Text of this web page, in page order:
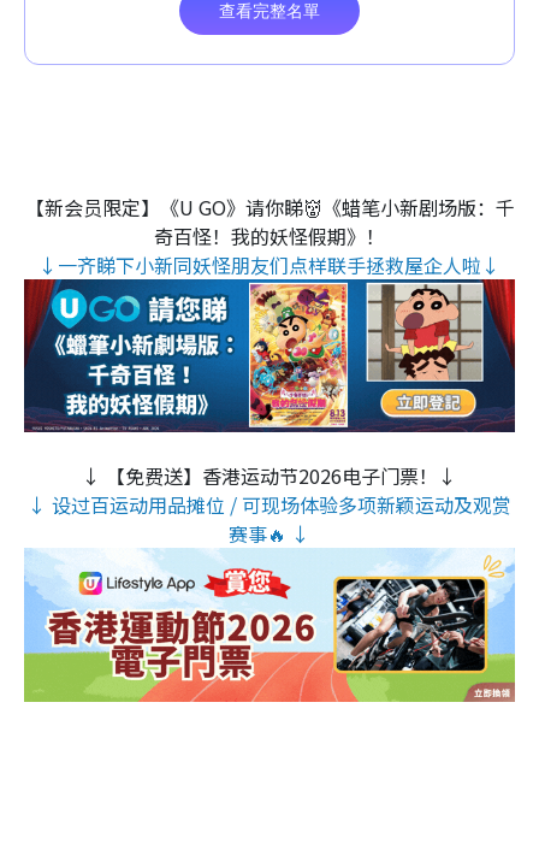
【新会员限定】《U GO》请你睇👹《蜡笔小新剧场版：千
奇百怪！我的妖怪假期》！
↓一齐睇下小新同妖怪朋友们点样联手拯救屋企人啦↓
↓ 【免费送】香港运动节2026电子门票！↓
↓ 设过百运动用品摊位 / 可现场体验多项新颖运动及观赏
赛事🔥 ↓